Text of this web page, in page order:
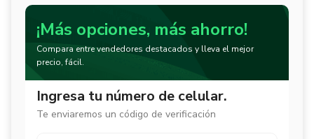
¡Más opciones, más ahorro!
Compara entre vendedores destacados y lleva el mejor
precio, fácil.
Ingresa tu número de celular.
Te enviaremos un código de verificación